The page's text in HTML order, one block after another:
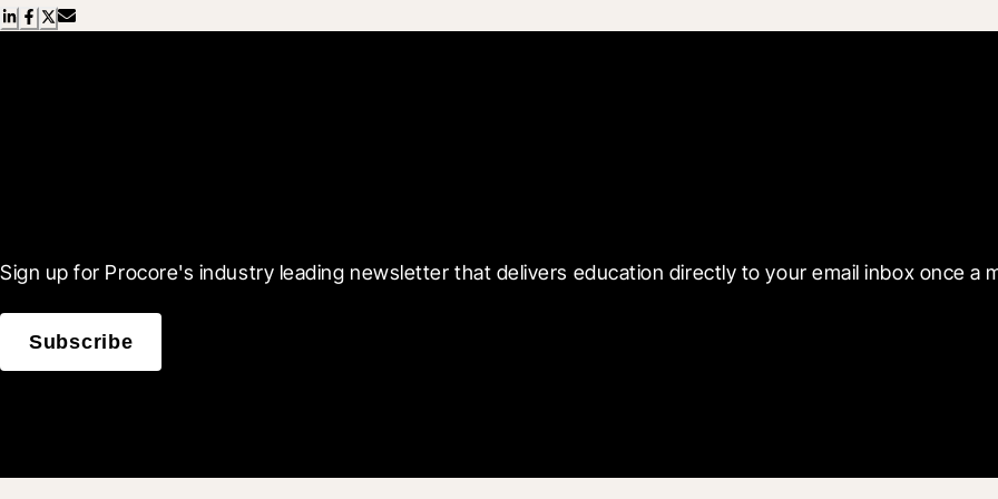
Sign up for Procore's industry leading newsletter that delivers education directly to your email inbox once a
Subscribe